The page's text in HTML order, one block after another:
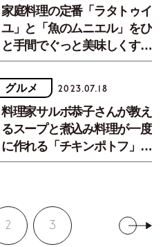
家庭料理の定番「ラタトゥイ
ユ」と「魚のムニエル」をひ
と手間でぐっと美味しくする
方法【料理家サルボ恭子さ
ん】
グルメ 2023.07.18
料理家サルボ恭子さんが教え
るスープと煮込み料理が一度
に作れる「チキンポトフ」の
作り方
2 3